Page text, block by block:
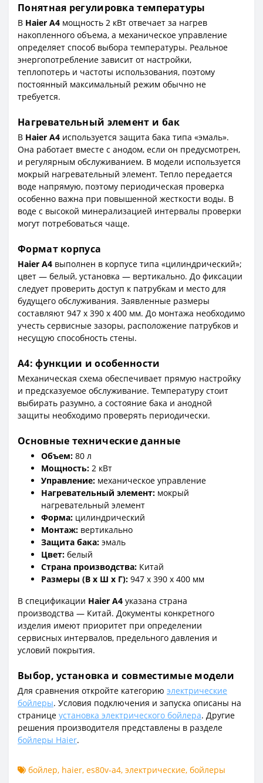
Понятная регулировка температуры
В Haier A4 мощность 2 кВт отвечает за нагрев
накопленного объема, а механическое управление
определяет способ выбора температуры. Реальное
энергопотребление зависит от настройки,
теплопотерь и частоты использования, поэтому
постоянный максимальный режим обычно не
требуется.
Нагревательный элемент и бак
В Haier A4 используется защита бака типа «эмаль».
Она работает вместе с анодом, если он предусмотрен,
и регулярным обслуживанием. В модели используется
мокрый нагревательный элемент. Тепло передается
воде напрямую, поэтому периодическая проверка
особенно важна при повышенной жесткости воды. В
воде с высокой минерализацией интервалы проверки
могут потребоваться чаще.
Формат корпуса
Haier A4 выполнен в корпусе типа «цилиндрический»;
цвет — белый, установка — вертикально. До фиксации
следует проверить доступ к патрубкам и место для
будущего обслуживания. Заявленные размеры
составляют 947 x 390 x 400 мм. До монтажа необходимо
учесть сервисные зазоры, расположение патрубков и
несущую способность стены.
A4: функции и особенности
Механическая схема обеспечивает прямую настройку
и предсказуемое обслуживание. Температуру стоит
выбирать разумно, а состояние бака и анодной
защиты необходимо проверять периодически.
Основные технические данные
Объем: 80 л
Мощность: 2 кВт
Управление: механическое управление
Нагревательный элемент: мокрый
нагревательный элемент
Форма: цилиндрический
Монтаж: вертикально
Защита бака: эмаль
Цвет: белый
Страна производства: Китай
Размеры (В x Ш x Г): 947 x 390 x 400 мм
В спецификации Haier A4 указана страна
производства — Китай. Документы конкретного
изделия имеют приоритет при определении
сервисных интервалов, предельного давления и
условий покрытия.
Выбор, установка и совместимые модели
Для сравнения откройте категорию электрические
бойлеры. Условия подключения и запуска описаны на
странице установка электрического бойлера. Другие
решения производителя представлены в разделе
бойлеры Haier.
бойлер, haier, es80v-a4, электрические, бойлеры